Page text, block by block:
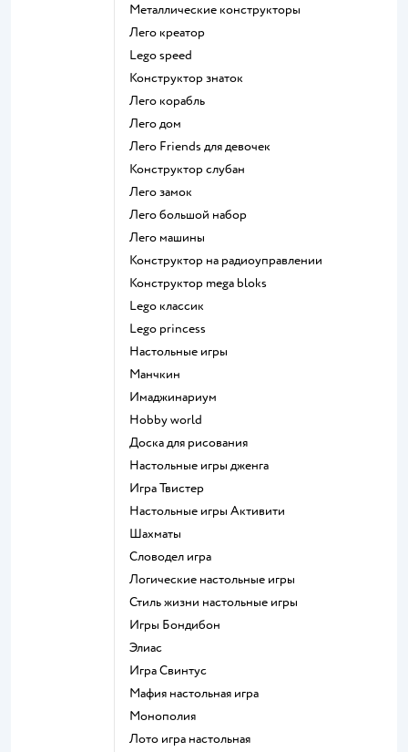
Металлические конструкторы
Лего креатор
Lego speed
Конструктор знаток
Лего корабль
Лего дом
Лего Friends для девочек
Конструктор слубан
Лего замок
Лего большой набор
Лего машины
Конструктор на радиоуправлении
Конструктор mega bloks
Lego классик
Lego princess
Настольные игры
Манчкин
Имаджинариум
Hobby world
Доска для рисования
Настольные игры дженга
Игра Твистер
Настольные игры Активити
Шахматы
Словодел игра
Логические настольные игры
Стиль жизни настольные игры
Игры Бондибон
Элиас
Игра Свинтус
Мафия настольная игра
Монополия
Лото игра настольная